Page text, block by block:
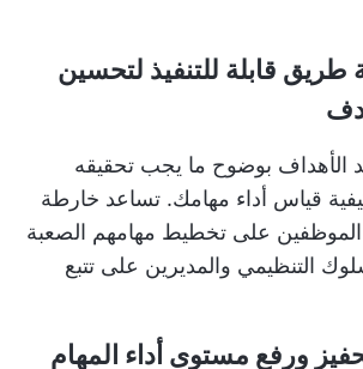
قابلة للتنفيذ لتحسين
الأهداف بوضوح ما يجب تحقيقه
قياس أداء مهامك. تساعد خارطة
على تخطيط مهامهم الصعبة
التنظيمي والمديرين على تتبع
ورفع مستوى أداء المهام